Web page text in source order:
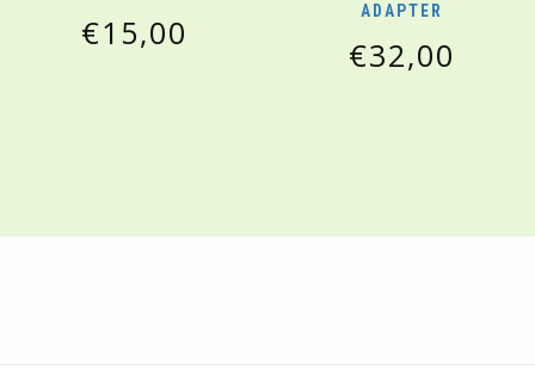
€15,00
ADAPTER
€32,00